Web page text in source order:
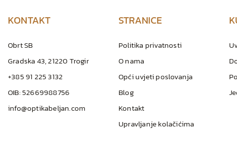
KONTAKT
Obrt SB
Gradska 43, 21220 Trogir
+385 91 225 3132
OIB: 52669988756
info@optikabeljan.com
STRANICE
Politika privatnosti
O nama
Opći uvjeti poslovanja
Blog
Kontakt
Upravljanje kolačićima